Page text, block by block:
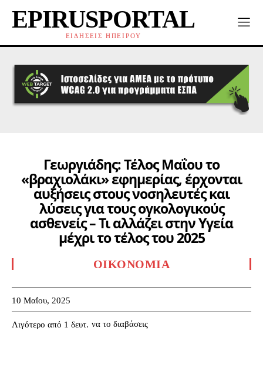
EPIRUSPORTAL
ΕΙΔΗΣΕΙΣ ΗΠΕΙΡΟΥ
Γεωργιάδης: Τέλος Μαΐου το
«βραχιολάκι» εφημερίας, έρχονται
αυξήσεις στους νοσηλευτές και
λύσεις για τους ογκολογικούς
ασθενείς – Τι αλλάζει στην Υγεία
μέχρι το τέλος του 2025
ΟΙΚΟΝΟΜΊΑ
10 Μαΐου, 2025
Λιγότερο από 1 δευτ. να το διαβάσεις